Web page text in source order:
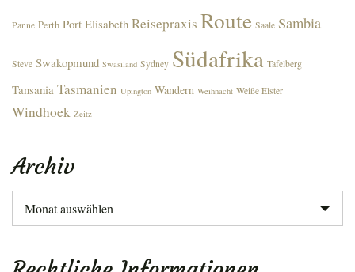
Panne Perth Port Elisabeth Reisepraxis Route Saale Sambia
Steve Swakopmund Swasiland Sydney Südafrika Tafelberg
Tansania Tasmanien Upington Wandern Weihnacht Weiße Elster
Windhoek Zeitz
Archiv
Archiv